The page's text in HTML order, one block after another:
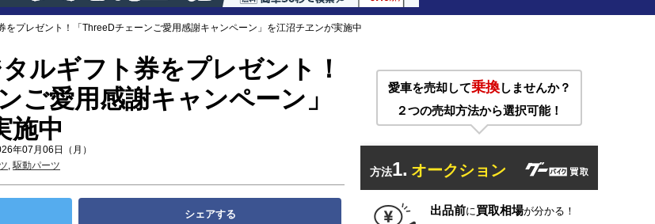
をプレゼント！「ThreeDチェーンご愛用感謝キャンペーン」を江沼チヱンが実施中
ルギフト券をプレゼント！
ご愛用感謝キャンペーン」
施中
年07月06日（月）
,駆動パーツ
シェアする
愛車を売却して乗換しませんか？
２つの売却方法から選択可能！
方法1. オークション
出品前に買取相場が分かる！